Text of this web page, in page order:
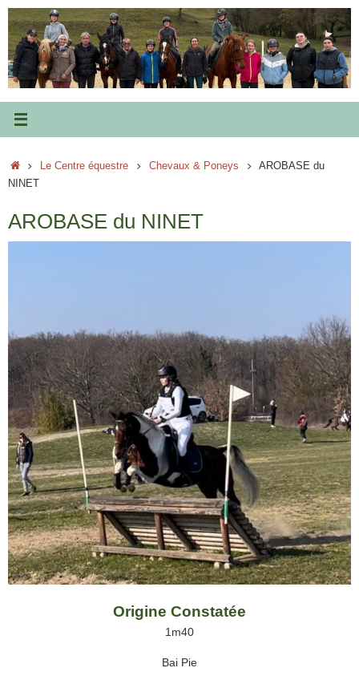
Passer
au
contenu
AccueilLe Centre équestre Chevaux & Poneys
AROBASE du
NINET
AROBASE du NINET
Origine Constatée
1m40
Bai Pie